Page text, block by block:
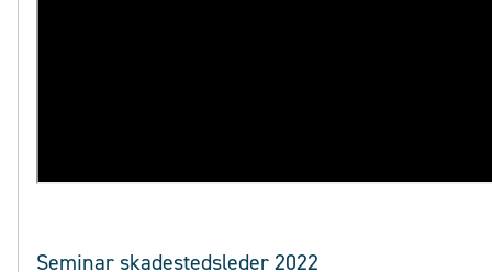
Seminar skadestedsleder 2022